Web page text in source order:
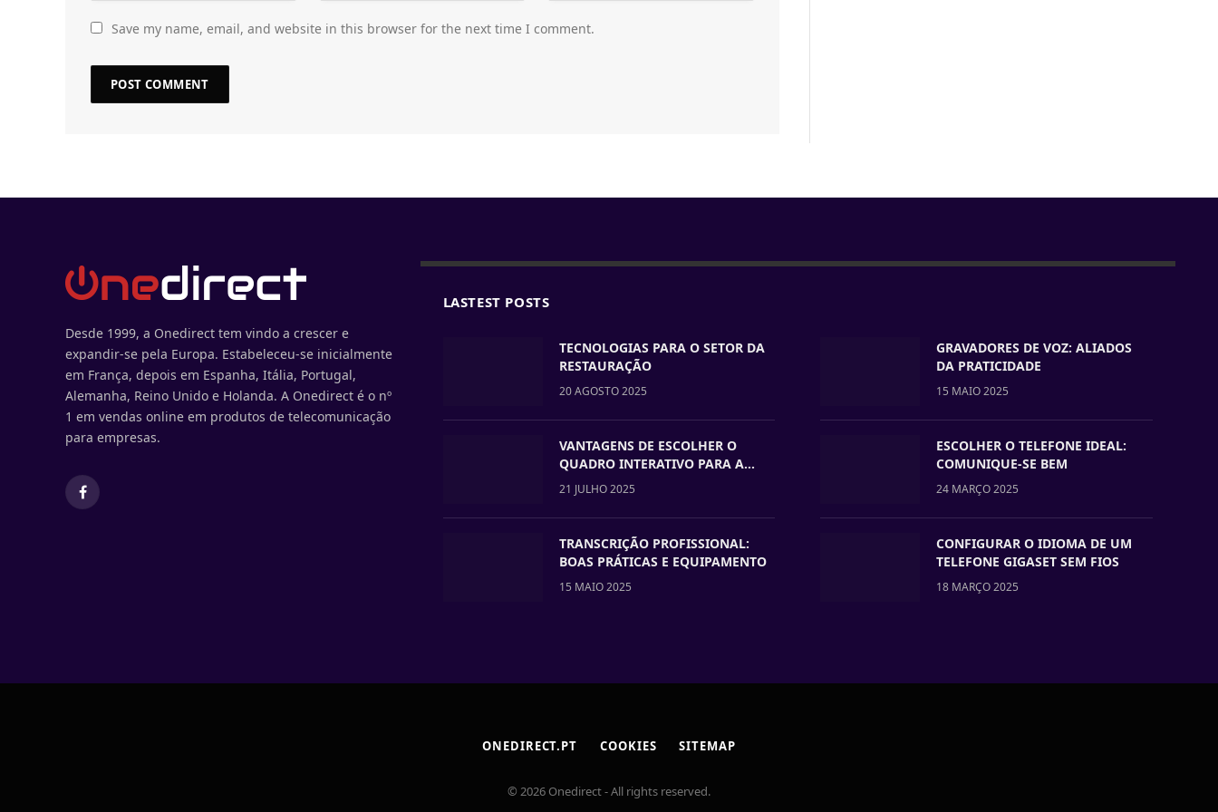
Save my name, email, and website in this browser for the next time I comment.
Desde 1999, a Onedirect tem vindo a crescer e
expandir-se pela Europa. Estabeleceu-se inicialmente
em França, depois em Espanha, Itália, Portugal,
Alemanha, Reino Unido e Holanda. A Onedirect é o nº
1 em vendas online em produtos de telecomunicação
para empresas.
Facebook
LASTEST POSTS
TECNOLOGIAS PARA O SETOR DA
RESTAURAÇÃO
20 AGOSTO 2025
VANTAGENS DE ESCOLHER O
QUADRO INTERATIVO PARA A
VOSSA ESCOLA
21 JULHO 2025
TRANSCRIÇÃO PROFISSIONAL:
BOAS PRÁTICAS E EQUIPAMENTO
15 MAIO 2025
GRAVADORES DE VOZ: ALIADOS
DA PRATICIDADE
15 MAIO 2025
ESCOLHER O TELEFONE IDEAL:
COMUNIQUE-SE BEM
24 MARÇO 2025
CONFIGURAR O IDIOMA DE UM
TELEFONE GIGASET SEM FIOS
18 MARÇO 2025
ONEDIRECT.PT COOKIES SITEMAP
© 2026 Onedirect - All rights reserved.